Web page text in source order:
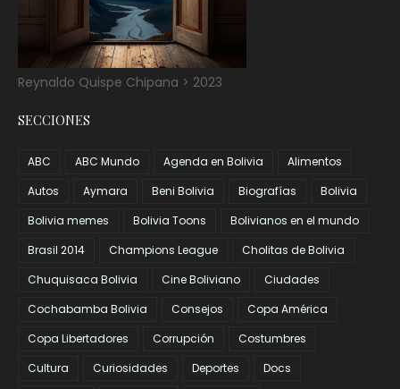
Reynaldo Quispe Chipana > 2023
SECCIONES
ABC ABC Mundo Agenda en Bolivia
Alimentos
Autos
Aymara Beni Bolivia Biografías
Bolivia
Bolivia memes
Bolivia Toons
Bolivianos en el mundo
Brasil 2014
Champions League
Cholitas de Bolivia
Chuquisaca Bolivia
Cine Boliviano
Ciudades
Cochabamba Bolivia
Consejos
Copa América
Copa Libertadores
Corrupción
Costumbres
Cultura
Curiosidades Deportes
Docs